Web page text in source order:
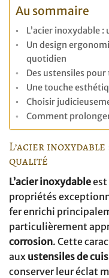
Au sommaire
L’acier inoxydable
Un design
quotidien
Des ustensiles pour
Une touche
Choisir
Comment
L’acier
qualité
L’acier inoxydableest
propriétés
fer enrichi
particulièrement
corrosion. Cette
aux ustensiles de
conserver leur éclat